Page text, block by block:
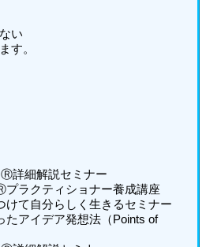
い
す。
詳細解説セミナー
プラクティショナー養成講座
けて自分らしく生きるセミナー
たアイデア発想法（Points of